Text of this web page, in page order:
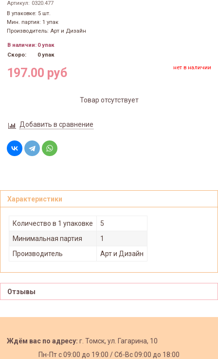
Артикул: 0320.477
В упаковке: 5 шт.
Мин. партия: 1 упак
Производитель: Арт и Дизайн
В наличии: 0 упак
Скоро:
0 упак
197.00 руб нет в наличии
Товар отсутствует
Добавить в сравнение
Характеристики
Количество в 1 упаковке
5
Минимальная партия
1
Производитель
Арт и Дизайн
Отзывы
Ждём вас по адресу: г. Томск, ул. Гагарина, 10
Пн-Пт с09:00 до 19:00 /Сб-Вс 09:00 до 18:00